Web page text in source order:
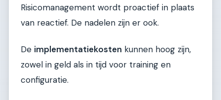
Risicomanagement wordt proactief in plaats
van reactief. De nadelen zijn er ook.
De implementatiekosten kunnen hoog zijn,
zowel in geld als in tijd voor training en
configuratie.